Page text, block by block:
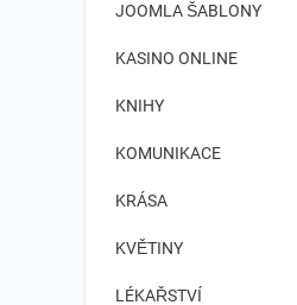
JOOMLA ŠABLONY
KASINO ONLINE
KNIHY
KOMUNIKACE
KRÁSA
KVĚTINY
LÉKAŘSTVÍ